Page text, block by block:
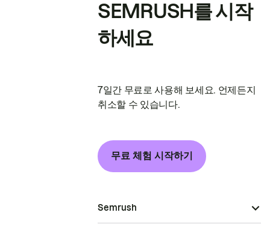
SEMRUSH를 시작
하세요
7일간 무료로 사용해 보세요. 언제든지
취소할 수 있습니다.
무료 체험 시작하기
Semrush